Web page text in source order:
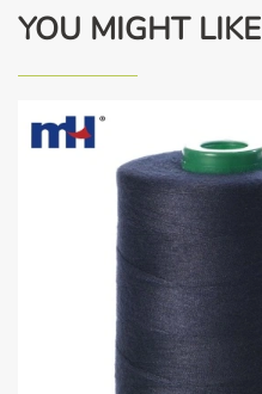
YOU MIGHT LIKE